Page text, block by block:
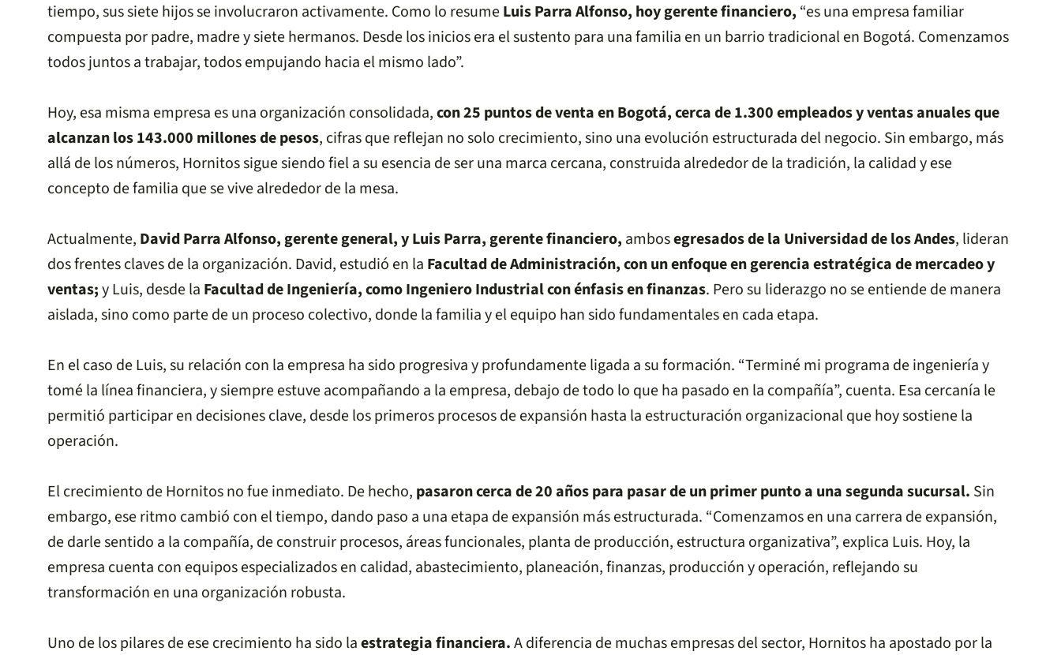
tiempo, sus siete hijos se involucraron activamente. Como lo resumeLuis Parra Alfonso, hoy gerente financiero, “es una empresa familiar
compuesta por padre, madre y siete hermanos. Desde los inicios era el sustento para una familia en un barrio tradicional en Bogotá. Comenzamos
todos juntos a trabajar, todos empujando hacia el mismo lado”.
Hoy, esa misma empresa es una organización consolidada,con 25 puntos de venta en Bogotá, cerca de 1.300 empleados y ventas anuales que
alcanzan los 143.000 millones de pesos, cifras que reflejan no solo crecimiento, sino una evolución estructurada del negocio. Sin embargo, más
allá de los números, Hornitos sigue siendo fiel a su esencia de ser una marca cercana, construida alrededor de la tradición, la calidad y ese
concepto de familia que se vive alrededor de la mesa.
Actualmente, David Parra Alfonso, gerente general, y Luis Parra, gerente financiero, ambosegresados de la Universidad de los Andes, lideran
dos frentes claves de la organización. David, estudió en la Facultad de Administración, con un enfoque en gerencia estratégica de mercadeo y
ventas;y Luis, desde la Facultad de Ingeniería, como Ingeniero Industrial con énfasis en finanzas. Pero su liderazgo no se entiende de manera
aislada, sino como parte de un proceso colectivo, donde la familia y el equipo han sido fundamentales en cada etapa.
En el caso de Luis, su relación con la empresa ha sido progresiva y profundamente ligada a su formación. “Terminé mi programa de ingeniería y
tomé la línea financiera, y siempre estuve acompañando a la empresa, debajo de todo lo que ha pasado en la compañía”, cuenta. Esa cercanía le
permitió participar en decisiones clave, desde los primeros procesos de expansión hasta la estructuración organizacional que hoy sostiene la
operación.
El crecimiento de Hornitos no fue inmediato. De hecho, pasaron cerca de 20 años para pasar de un primer punto a una segunda sucursal. Sin
embargo, ese ritmo cambió con el tiempo, dando paso a una etapa de expansión más estructurada. “Comenzamos en una carrera de expansión,
de darle sentido a la compañía, de construir procesos, áreas funcionales, planta de producción, estructura organizativa”, explica Luis. Hoy, la
empresa cuenta con equipos especializados en calidad, abastecimiento, planeación, finanzas, producción y operación, reflejando su
transformación en una organización robusta.
Uno de los pilares de ese crecimiento ha sido laestrategia financiera.A diferencia de muchas empresas del sector, Hornitos ha apostado por la